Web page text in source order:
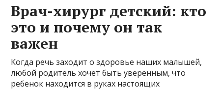
Врач-хирург детский: кто
это и почему он так
важен
Когда речь заходит о здоровье наших малышей,
любой родитель хочет быть уверенным, что
ребенок находится в руках настоящих